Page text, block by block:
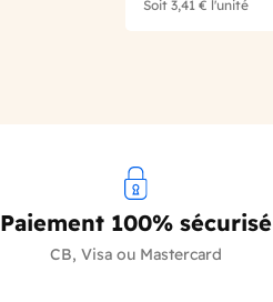
Soit 3,41 € l'unité
Paiement 100% sécurisé
CB, Visa ou Mastercard